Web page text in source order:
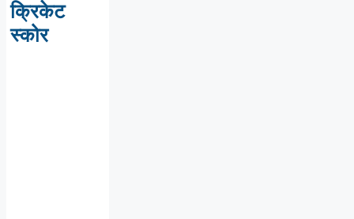
क्रिकेट
स्कोर